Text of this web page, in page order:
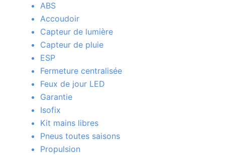
ABS
Accoudoir
Capteur de lumière
Capteur de pluie
ESP
Fermeture centralisée
Feux de jour LED
Garantie
Isofix
Kit mains libres
Pneus toutes saisons
Propulsion